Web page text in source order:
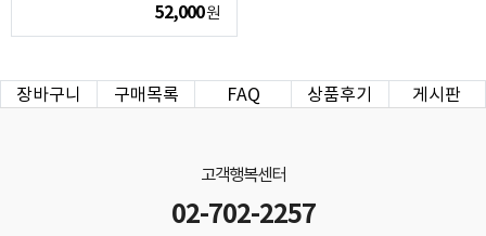
52,000원
장바구니 구매목록 FAQ 상품후기 게시판
고객행복센터
02-702-2257